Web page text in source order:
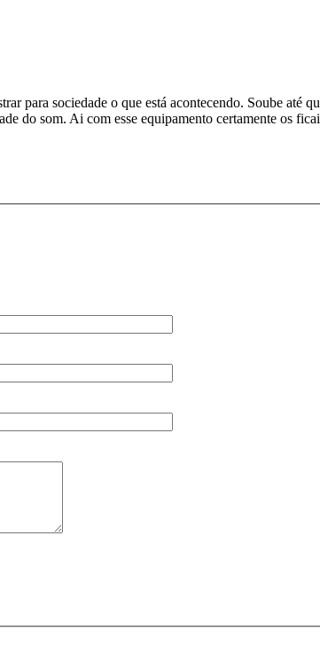
para sociedade o que está acontecendo. Soube até
do som. Ai com esse equipamento certamente os